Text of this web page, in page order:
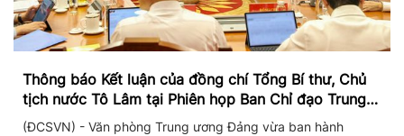
Thông báo Kết luận của đồng chí Tổng Bí thư, Chủ
tịch nước Tô Lâm tại Phiên họp Ban Chỉ đạo Trung
ương thực hiện Nghị quyết 57
(ĐCSVN) - Văn phòng Trung ương Đảng vừa ban hành